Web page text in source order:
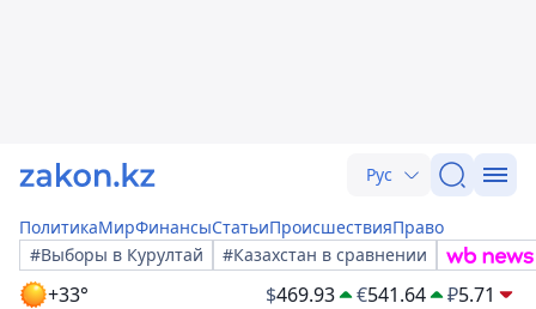
Рус
ПолитикаМирФинансыСтатьиПроисшествияПраво
#Выборы в Курултай
#Казахстан в сравнении
+33° $469.93 €541.64 ₽5.71